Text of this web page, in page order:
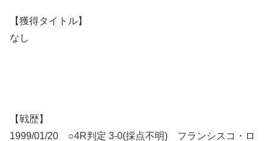
【獲得タイトル】
なし
【戦歴】
1999/01/20 ○4R判定 3-0(採点不明) フランシスコ・ロ